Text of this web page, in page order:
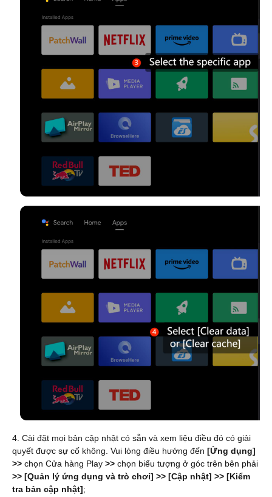
4. Cài đặt mọi bản cập nhật có sẵn và xem liệu điều đó có giải
quyết được sự cố không. Vui lòng điều hướng đến [Ứng dụng]
>>chọn Cửa hàng Play >>chọn biểu tượng ở góc trên bên phải
>> [Quản lý ứng dụng và trò chơi] >> [Cập nhật] >> [Kiểm
tra bản cập nhật];